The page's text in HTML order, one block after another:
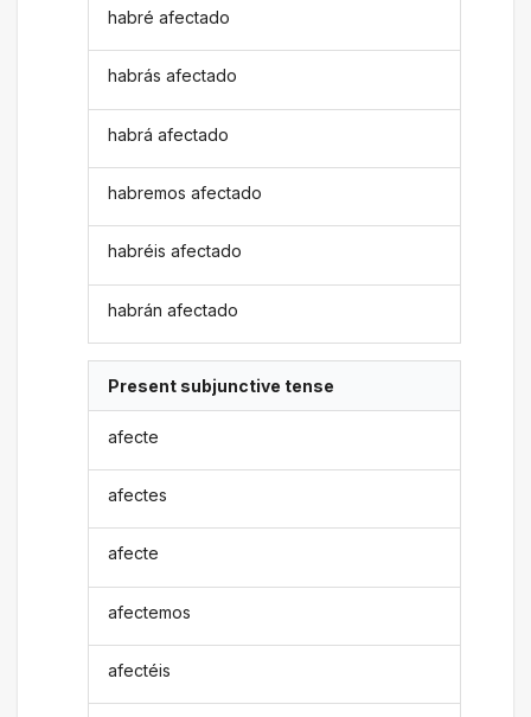
habré afectado
habrás afectado
habrá afectado
habremos afectado
habréis afectado
habrán afectado
Present subjunctive tense
afecte
afectes
afecte
afectemos
afectéis